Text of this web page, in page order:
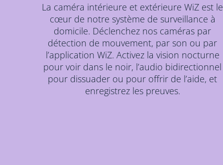
La caméra intérieure et extérieure WiZ est le
cœur de notre système de surveillance à
domicile. Déclenchez nos caméras par
détection de mouvement, par son ou par
l’application WiZ. Activez la vision nocturne
pour voir dans le noir, l’audio bidirectionnel
pour dissuader ou pour offrir de l’aide, et
enregistrez les preuves.